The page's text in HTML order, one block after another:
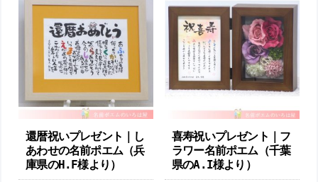
還暦祝いプレゼント｜し
あわせの名前ポエム（兵
庫県のH.F様より ）
喜寿祝いプレゼント｜フ
ラワー名前ポエム（千葉
県のA.I様より ）